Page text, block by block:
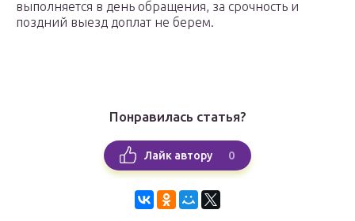
выполняется в день обращения, за срочность и
поздний выезд доплат не берем.
Понравилась статья?
Лайк автору 0